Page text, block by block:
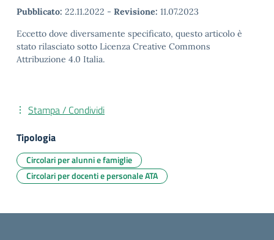
Pubblicato: 22.11.2022 - Revisione: 11.07.2023
Eccetto dove diversamente specificato, questo articolo è
stato rilasciato sotto Licenza Creative Commons
Attribuzione 4.0 Italia.
Stampa / Condividi
Tipologia
Circolari per alunni e famiglie
Circolari per docenti e personale ATA